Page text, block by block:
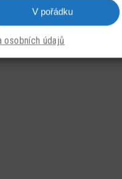
V pořádku
osobních údajů
Jan Popela